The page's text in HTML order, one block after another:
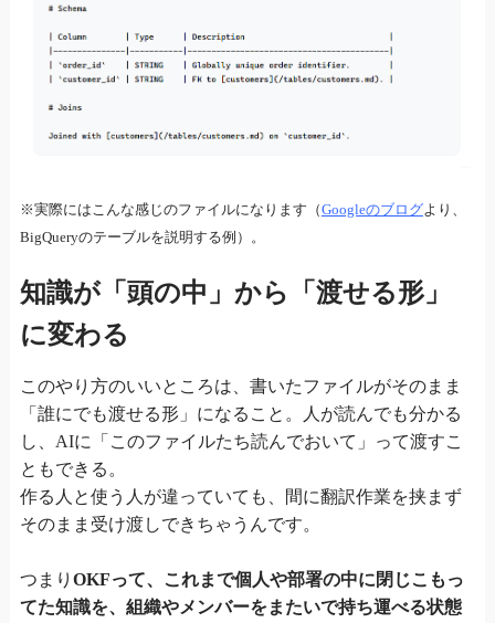
※実際にはこんな感じのファイルになります（Googleのブログより、
BigQueryのテーブルを説明する例）。
知識が「頭の中」から「渡せる形」
に変わる
このやり方のいいところは、書いたファイルがそのまま
「誰にでも渡せる形」になること。人が読んでも分かる
し、AIに「このファイルたち読んでおいて」って渡すこ
ともできる。
作る人と使う人が違っていても、間に翻訳作業を挟まず
そのまま受け渡しできちゃうんです。
つまり OKFって、これまで個人や部署の中に閉じこもっ
てた知識を、組織やメンバーをまたいで持ち運べる状態